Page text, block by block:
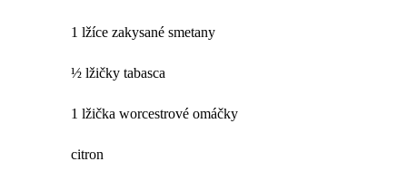
1 lžíce zakysané smetany
½ lžičky tabasca
1 lžička worcestrové omáčky
citron